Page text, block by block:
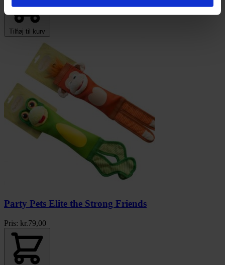
Tilføj til kurv
Party Pets Elite the Strong Friends
Pris: kr.79,00